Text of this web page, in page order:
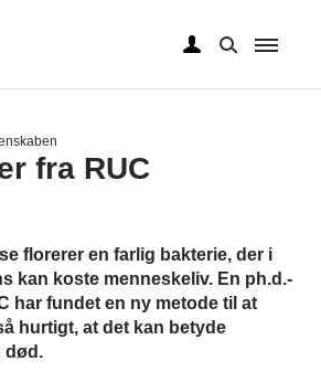
fra RUC
florerer en farlig bakterie, der i
kan koste menneskeliv. En ph.d.-
har fundet en ny metode til at
hurtigt, at det kan betyde
død.